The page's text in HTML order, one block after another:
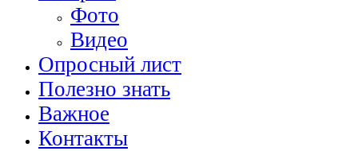
Фото
Видео
Опросный лист
Полезно знать
Важное
Контакты